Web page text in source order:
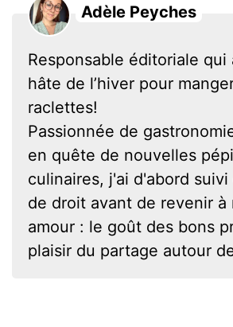
Adèle Peyches
Responsable éditoriale qui
hâte de l’hiver pour
raclettes!
Passionnée de
en quête de nouvelles
culinaires, j'ai d'abord
de droit avant de revenir à
amour : le goût des bons
plaisir du partage autour